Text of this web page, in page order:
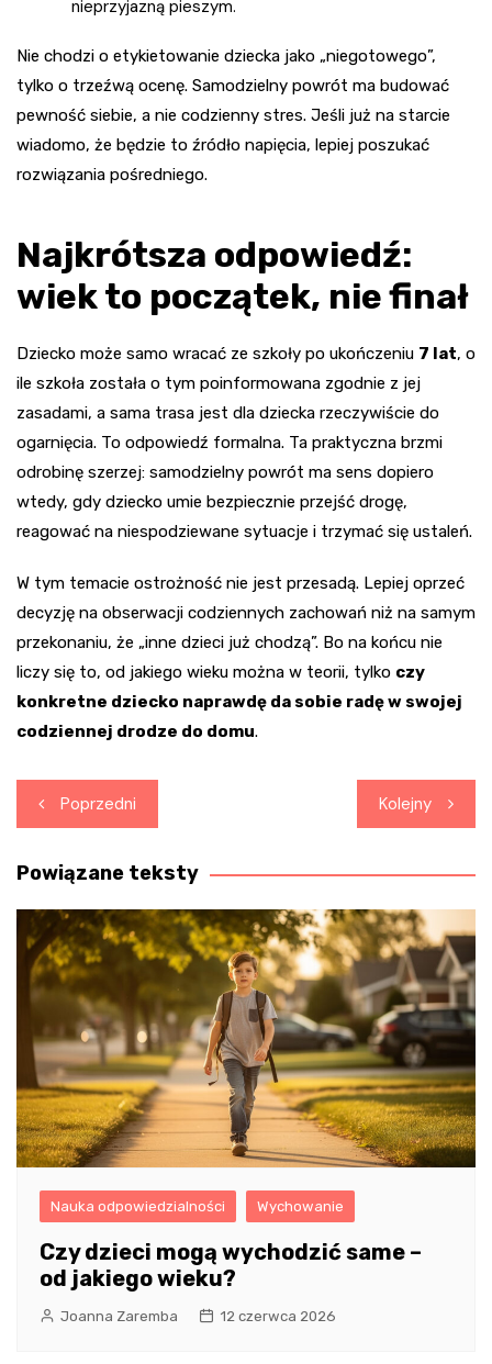
nieprzyjazną pieszym.
Nie chodzi o etykietowanie dziecka jako „niegotowego”,
tylko o trzeźwą ocenę. Samodzielny powrót ma budować
pewność siebie, a nie codzienny stres. Jeśli już na starcie
wiadomo, że będzie to źródło napięcia, lepiej poszukać
rozwiązania pośredniego.
Najkrótsza odpowiedź:
wiek to początek, nie finał
Dziecko może samo wracać ze szkoły po ukończeniu 7 lat, o
ile szkoła została o tym poinformowana zgodnie z jej
zasadami, a sama trasa jest dla dziecka rzeczywiście do
ogarnięcia. To odpowiedź formalna. Ta praktyczna brzmi
odrobinę szerzej: samodzielny powrót ma sens dopiero
wtedy, gdy dziecko umie bezpiecznie przejść drogę,
reagować na niespodziewane sytuacje i trzymać się ustaleń.
W tym temacie ostrożność nie jest przesadą. Lepiej oprzeć
decyzję na obserwacji codziennych zachowań niż na samym
przekonaniu, że „inne dzieci już chodzą”. Bo na końcu nie
liczy się to, od jakiego wieku można w teorii, tylko czy
konkretne dziecko naprawdę da sobie radę w swojej
codziennej drodze do domu.
Nawigacja
wpisu
Poprzedni Kolejny
Powiązane teksty
Nauka odpowiedzialności Wychowanie
Czy dzieci mogą wychodzić same –
od jakiego wieku?
Joanna Zaremba 12 czerwca 2026